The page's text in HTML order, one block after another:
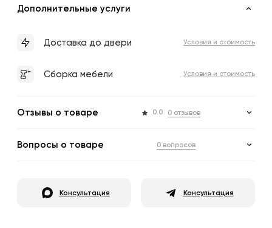
Дополнительные услуги
Доставка до двери Условия и стоимость
Сборка мебели Условия и стоимость
Отзывы о товаре 0.0 0 отзывов
Вопросы о товаре 0 вопросов
Консультация Консультация